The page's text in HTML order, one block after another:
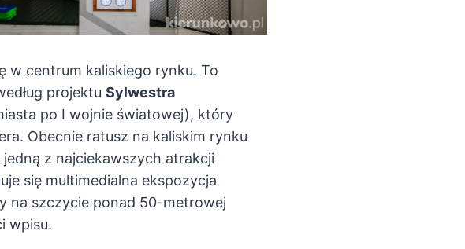
w centrum kaliskiego rynku. To
projektu Sylwestra
po I wojnie światowej), który
Obecnie ratusz na kaliskim rynku
z najciekawszych atrakcji
się multimedialna ekspozycja
na szczycie ponad 50-metrowej
wpisu.